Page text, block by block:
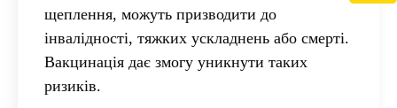
щеплення, можуть призводити до
інвалідності, тяжких ускладнень або смерті.
Вакцинація дає змогу уникнути таких
ризиків.